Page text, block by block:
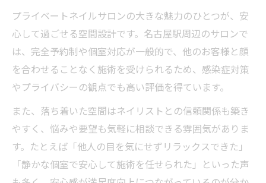
プライベートネイルサロンの大きな魅力のひとつが、安
心して過ごせる空間設計です。名古屋駅周辺のサロンで
は、完全予約制や個室対応が一般的で、他のお客様と顔
を合わせることなく施術を受けられるため、感染症対策
やプライバシーの観点でも高い評価を得ています。
また、落ち着いた空間はネイリストとの信頼関係も築き
やすく、悩みや要望も気軽に相談できる雰囲気がありま
す。たとえば「他人の目を気にせずリラックスできた」
「静かな個室で安心して施術を任せられた」といった声